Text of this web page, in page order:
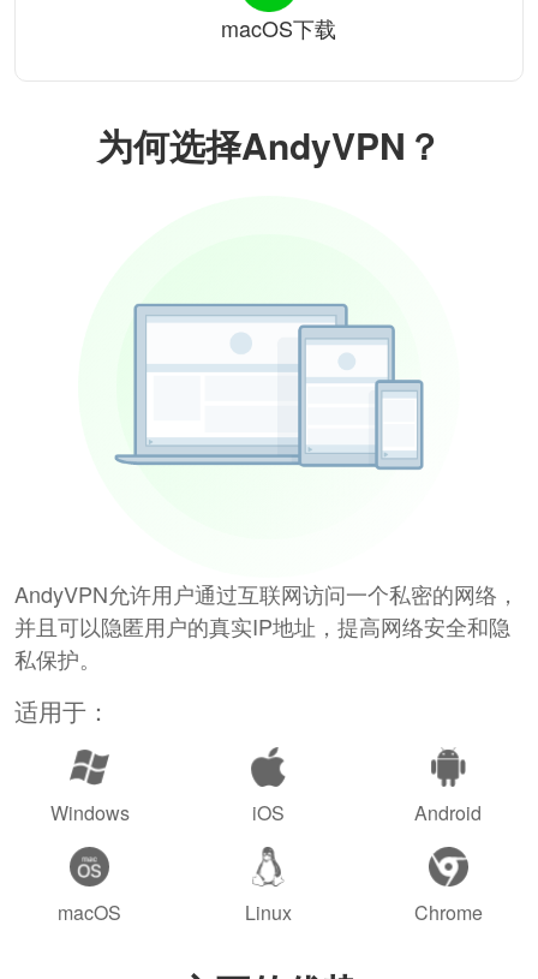
为何选择AndyVPN？
AndyVPN允许用户通过互联网访问一个私密的网络，
并且可以隐匿用户的真实IP地址，提高网络安全和隐
私保护。
适用于：
Windows iOS Android
macOS Linux Chrome
macOS下载